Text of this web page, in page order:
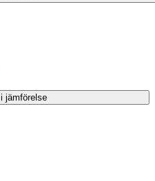
i jämförelse